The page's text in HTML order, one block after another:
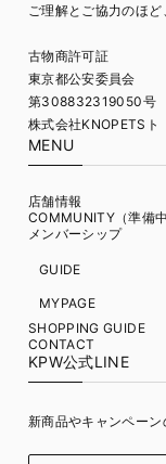
ご理解とご協力のほど
古物商許可証
東京都公安委員会
第308832319050号
株式会社KNOPETSト
MENU
店舗情報
COMMUNITY（準備中
メンバーシップ
GUIDE
MYPAGE
SHOPPING GUIDE
CONTACT
KPW公式LINE
新商品やキャンペーン